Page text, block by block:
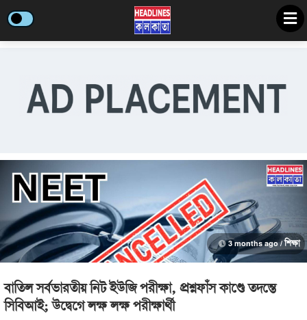
3 months ago /শিক্ষা
বাতিল সর্বভারতীয় নিট ইউজি পরীক্ষা, প্রশ্নফাঁস কাণ্ডে তদন্তে
সিবিআই; উদ্বেগে লক্ষ লক্ষ পরীক্ষার্থী